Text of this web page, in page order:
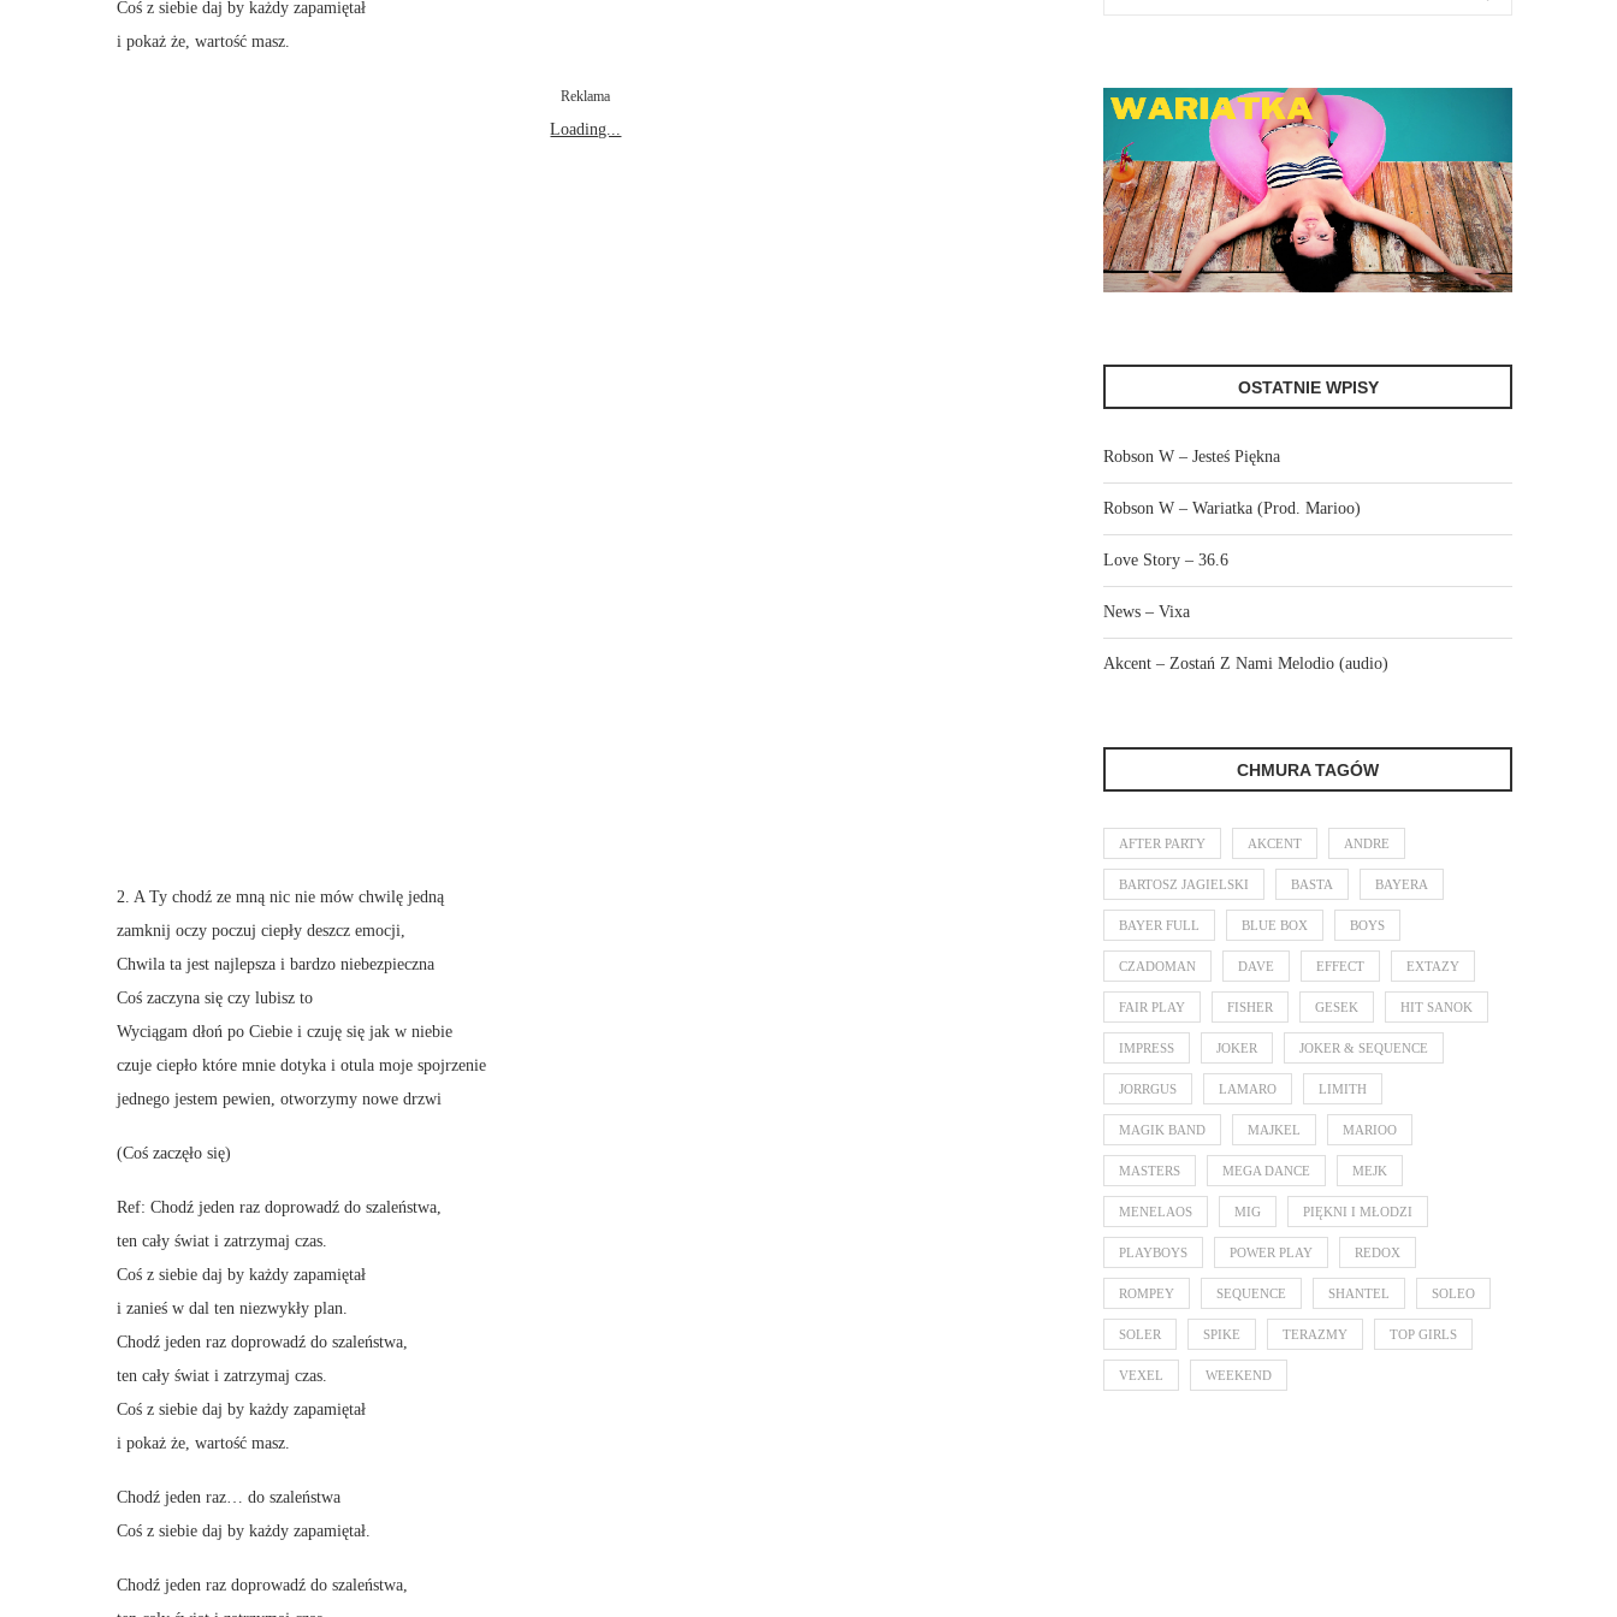
Coś z siebie daj by każdy zapamiętał
i pokaż że, wartość masz.
Reklama
Loading...
2. A Ty chodź ze mną nic nie mów chwilę jedną
zamknij oczy poczuj ciepły deszcz emocji,
Chwila ta jest najlepsza i bardzo niebezpieczna
Coś zaczyna się czy lubisz to
Wyciągam dłoń po Ciebie i czuję się jak w niebie
czuje ciepło które mnie dotyka i otula moje spojrzenie
jednego jestem pewien, otworzymy nowe drzwi
(Coś zaczęło się)
Ref: Chodź jeden raz doprowadź do szaleństwa,
ten cały świat i zatrzymaj czas.
Coś z siebie daj by każdy zapamiętał
i zanieś w dal ten niezwykły plan.
Chodź jeden raz doprowadź do szaleństwa,
ten cały świat i zatrzymaj czas.
Coś z siebie daj by każdy zapamiętał
i pokaż że, wartość masz.
Chodź jeden raz… do szaleństwa
Coś z siebie daj by każdy zapamiętał.
Chodź jeden raz doprowadź do szaleństwa,
OSTATNIE WPISY
Robson W – Jesteś Piękna
Robson W – Wariatka (Prod. Marioo)
Love Story – 36.6
News – Vixa
Akcent – Zostań Z Nami Melodio (audio)
CHMURA TAGÓW
AFTER PARTY AKCENT ANDRE
BARTOSZ JAGIELSKI BASTA BAYERA
BAYER FULL BLUE BOX BOYS
CZADOMAN DAVE EFFECT EXTAZY
FAIR PLAY FISHER GESEK HIT SANOK
IMPRESS JOKER JOKER & SEQUENCE
JORRGUS LAMARO LIMITH
MAGIK BAND MAJKEL MARIOO
MASTERS MEGA DANCE MEJK
MENELAOS MIG PIĘKNI I MŁODZI
PLAYBOYS POWER PLAY REDOX
ROMPEY SEQUENCE SHANTEL SOLEO
SOLER SPIKE TERAZMY TOP GIRLS
VEXEL WEEKEND